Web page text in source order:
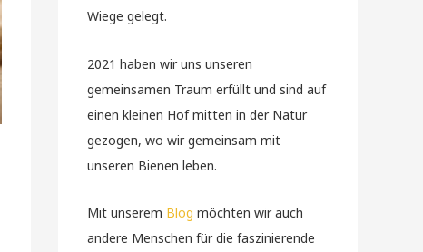
Wiege gelegt.
2021 haben wir uns unseren
gemeinsamen Traum erfüllt und sind auf
einen kleinen Hof mitten in der Natur
gezogen, wo wir gemeinsam mit
unseren Bienen leben.
Mit unserem Blog möchten wir auch
andere Menschen für die faszinierende